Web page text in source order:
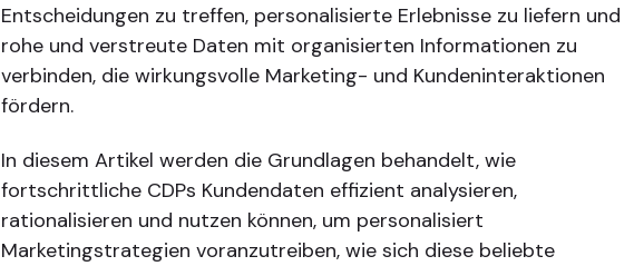
Entscheidungen zu treffen, personalisierte Erlebnisse zu liefern und
rohe und verstreute Daten mit organisierten Informationen zu
verbinden, die wirkungsvolle Marketing- und Kundeninteraktionen
fördern.
In diesem Artikel werden die Grundlagen behandelt, wie
fortschrittliche CDPs Kundendaten effizient analysieren,
rationalisieren und nutzen können, um personalisiert
Marketingstrategien voranzutreiben, wie sich diese beliebte